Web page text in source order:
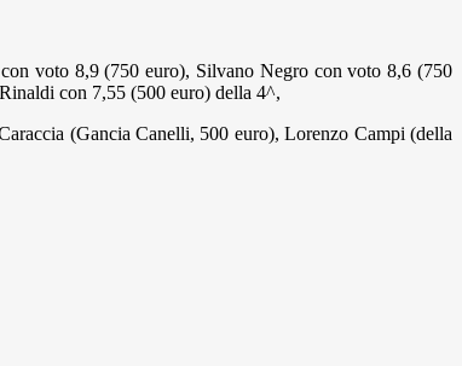
voto 8,9 (750 euro), Silvano Negro con voto 8,6 (750
con 7,55 (500 euro) della 4^,
(Gancia Canelli, 500 euro), Lorenzo Campi (della